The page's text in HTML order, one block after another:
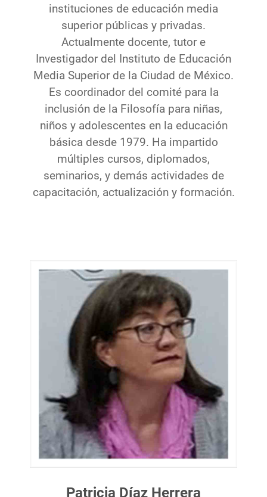
instituciones de educación media
superior públicas y privadas.
Actualmente docente, tutor e
Investigador del Instituto de Educación
Media Superior de la Ciudad de México.
Es coordinador del comité para la
inclusión de la Filosofía para niñas,
niños y adolescentes en la educación
básica desde 1979. Ha impartido
múltiples cursos, diplomados,
seminarios, y demás actividades de
capacitación, actualización y formación.
Patricia Díaz Herrera